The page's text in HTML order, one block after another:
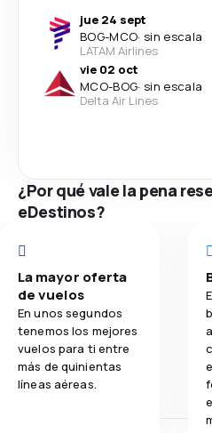
jue 24 sept
BOG-MCO· sin escala
LATAM Airlines
vie 02 oct
MCO-BOG· sin escala
Delta Air Lines
¿Por qué vale la pena
eDestinos?
La mayor oferta
de vuelos
En unos segundos
tenemos los mejores
vuelos para ti entre
más de quinientas
líneas aéreas.